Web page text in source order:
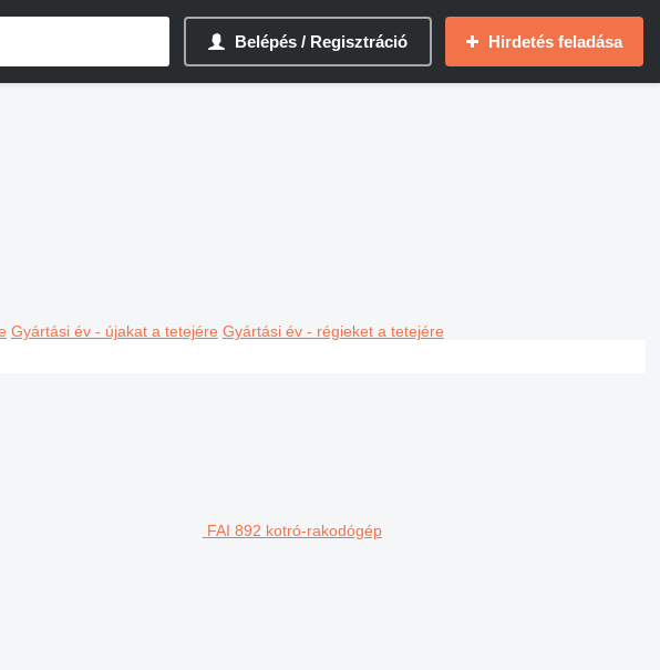
Belépés / Regisztráció Hirdetés feladása
Gyártási év - újakat a tetejére Gyártási év - régieket a tetejére
FAI 892 kotró-rakodógép